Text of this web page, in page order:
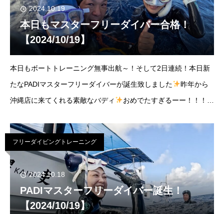
2024.10.19
本日もマスターフリーダイバー合格！
【2024/10/19】
本日もボートトレーニング無事出航～！そして2日連続！本日新
たなPADIマスターフリーダイバーが誕生致しました
昨年から
沖縄店に来てくれる素敵なバディ
おめでたすぎるーー！！！
温(w
フリーダイビングトレーニング
2024.10.18
PADIマスターフリーダイバー誕生！
【2024/10/19】